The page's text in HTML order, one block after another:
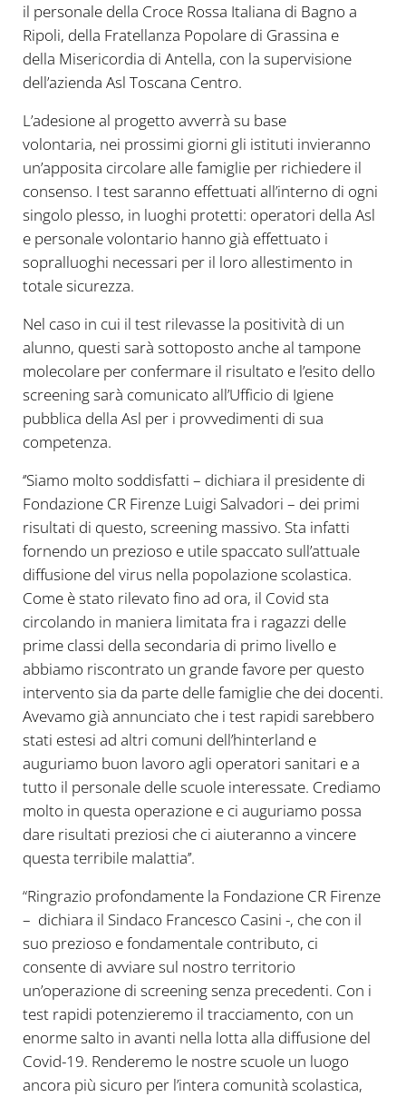
il personale della Croce Rossa Italiana di Bagno a
Ripoli, della Fratellanza Popolare di Grassina e
della Misericordia di Antella, con la supervisione
dell’azienda Asl Toscana Centro.
L’adesione al progetto avverrà su base
volontaria, nei prossimi giorni gli istituti invieranno
un’apposita circolare alle famiglie per richiedere il
consenso. I test saranno effettuati all’interno di ogni
singolo plesso, in luoghi protetti: operatori della Asl
e personale volontario hanno già effettuato i
sopralluoghi necessari per il loro allestimento in
totale sicurezza.
Nel caso in cui il test rilevasse la positività di un
alunno, questi sarà sottoposto anche al tampone
molecolare per confermare il risultato e l’esito dello
screening sarà comunicato all’Ufficio di Igiene
pubblica della Asl per i provvedimenti di sua
competenza.
‘’Siamo molto soddisfatti – dichiara il presidente di
Fondazione CR Firenze Luigi Salvadori – dei primi
risultati di questo, screening massivo. Sta infatti
fornendo un prezioso e utile spaccato sull’attuale
diffusione del virus nella popolazione scolastica.
Come è stato rilevato fino ad ora, il Covid sta
circolando in maniera limitata fra i ragazzi delle
prime classi della secondaria di primo livello e
abbiamo riscontrato un grande favore per questo
intervento sia da parte delle famiglie che dei docenti.
Avevamo già annunciato che i test rapidi sarebbero
stati estesi ad altri comuni dell’hinterland e
auguriamo buon lavoro agli operatori sanitari e a
tutto il personale delle scuole interessate. Crediamo
molto in questa operazione e ci auguriamo possa
dare risultati preziosi che ci aiuteranno a vincere
questa terribile malattia’’.
“Ringrazio profondamente la Fondazione CR Firenze
– dichiara il Sindaco Francesco Casini -, che con il
suo prezioso e fondamentale contributo, ci
consente di avviare sul nostro territorio
un’operazione di screening senza precedenti. Con i
test rapidi potenzieremo il tracciamento, con un
enorme salto in avanti nella lotta alla diffusione del
Covid-19. Renderemo le nostre scuole un luogo
ancora più sicuro per l’intera comunità scolastica,